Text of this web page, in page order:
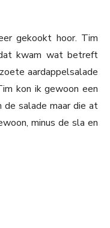
gekookt hoor. Tim
kwam wat betreft
aardappelsalade
kon ik gewoon een
de salade maar die at
minus de sla en